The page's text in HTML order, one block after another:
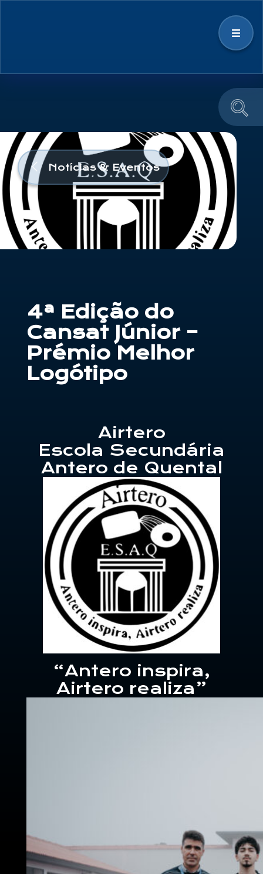
Notícias & Eventos
Educação e Divulgação
Equipa
Notícias & Eventos
4ª Edição do
Cansat Júnior –
Prémio Melhor
Logótipo
Airtero
Escola Secundária
Antero de Quental
“Antero inspira,
Airtero realiza”